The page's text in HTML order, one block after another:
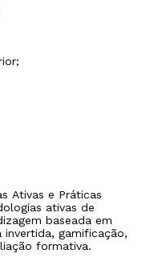
line.
Ativas e Práticas
ativas de
baseada em
gamificação,
formativa.